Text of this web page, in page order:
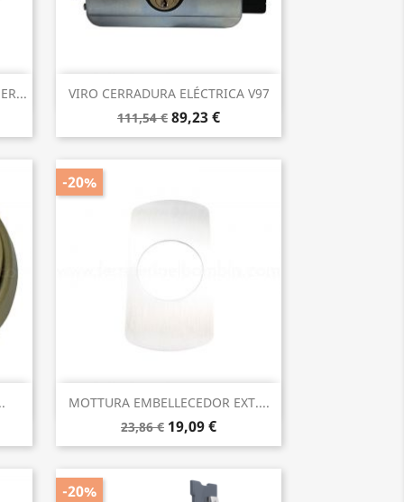
VIRO CERRADURA ELÉCTRICA V97
111,54 € 89,23 €
Vista rápida
MOTTURA EMBELLECEDOR EXT....
23,86 € 19,09 €
-20%
Vista rápida
-20%